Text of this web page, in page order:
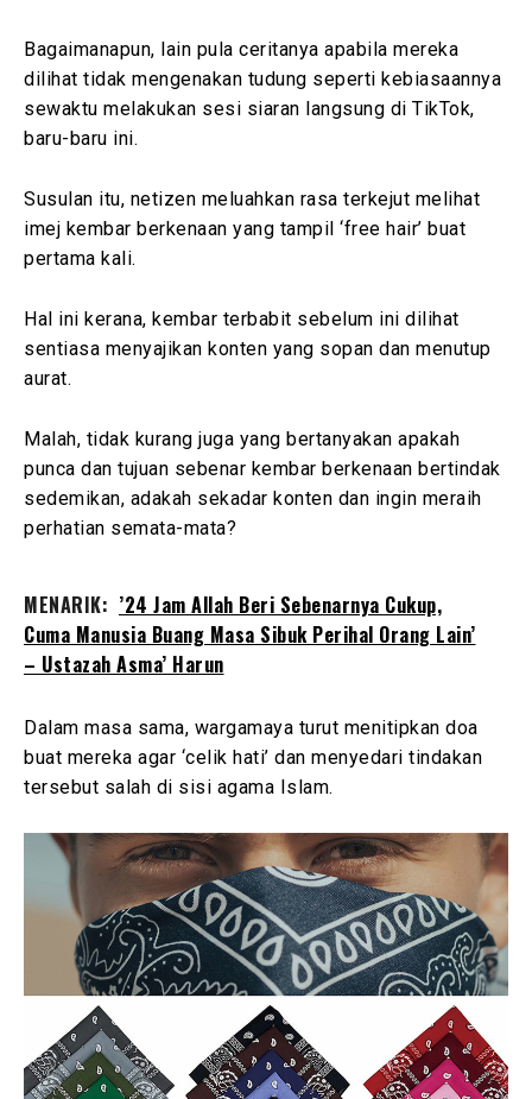
Bagaimanapun, lain pula ceritanya apabila mereka
dilihat tidak mengenakan tudung seperti kebiasaannya
sewaktu melakukan sesi siaran langsung di TikTok,
baru-baru ini.
Susulan itu, netizen meluahkan rasa terkejut melihat
imej kembar berkenaan yang tampil ‘free hair’ buat
pertama kali.
Hal ini kerana, kembar terbabit sebelum ini dilihat
sentiasa menyajikan konten yang sopan dan menutup
aurat.
Malah, tidak kurang juga yang bertanyakan apakah
punca dan tujuan sebenar kembar berkenaan bertindak
sedemikan, adakah sekadar konten dan ingin meraih
perhatian semata-mata?
MENARIK: ’24 Jam Allah Beri Sebenarnya Cukup,
Cuma Manusia Buang Masa Sibuk Perihal Orang Lain’
– Ustazah Asma’ Harun
Dalam masa sama, wargamaya turut menitipkan doa
buat mereka agar ‘celik hati’ dan menyedari tindakan
tersebut salah di sisi agama Islam.